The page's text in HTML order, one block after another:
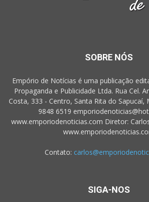
SOBRE NÓS
Empório de Notícias é uma publicação
Propaganda e Publicidade Ltda. Rua Cel.
Costa, 333 - Centro, Santa Rita do Sapucaí,
9848 6519
www.emporiodenoticias.com Diretor:
Contato:
SIGA-NOS